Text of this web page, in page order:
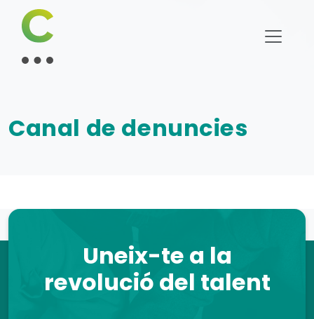
Canal de denuncies
Uneix-te a la
revolució del talent